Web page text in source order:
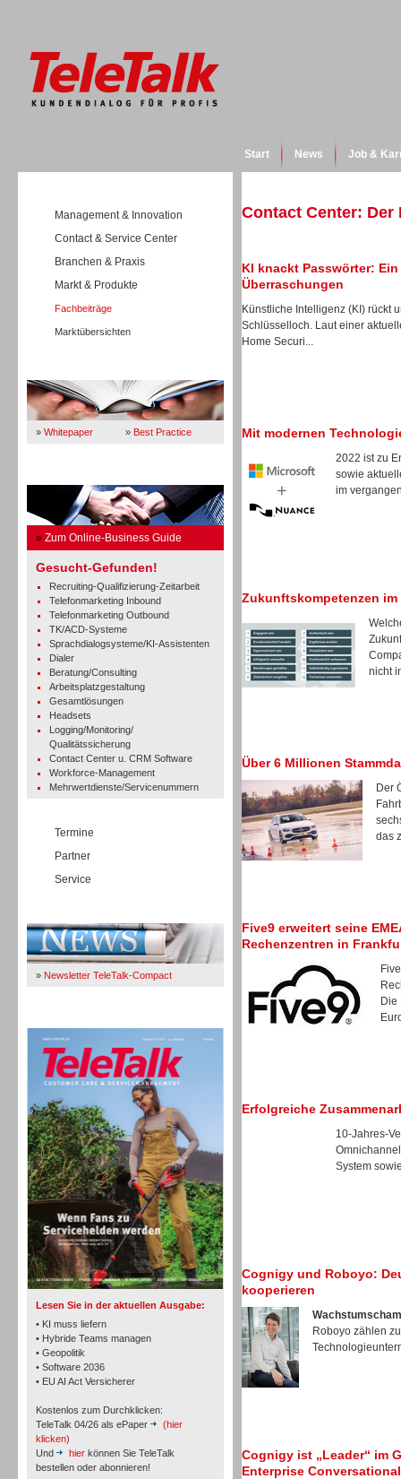
Start News Job &
Management & Innovation
Contact & Service Center
Branchen & Praxis
Markt & Produkte
Fachbeiträge
Marktübersichten
» Whitepaper » Best Practice
» Zum Online-Business Guide
Gesucht-Gefunden!
Recruiting-Qualifizierung-Zeitarbeit
Telefonmarketing Inbound
Telefonmarketing Outbound
TK/ACD-Systeme
Sprachdialogsysteme/KI-Assistenten
Dialer
Beratung/Consulting
Arbeitsplatzgestaltung
Gesamtlösungen
Headsets
Logging/Monitoring/
Qualitätssicherung
Contact Center u. CRM Software
Workforce-Management
Mehrwertdienste/Servicenummern
Termine
Partner
Service
» Newsletter TeleTalk-Compact
Lesen Sie in der aktuellen Ausgabe:
• KI muss liefern
• Hybride Teams managen
• Geopolitik
• Software 2036
• EU AI Act Versicherer
Kostenlos zum Durchklicken:
TeleTalk 04/26 als ePaper
(hier
klicken)
Und
hier können Sie TeleTalk
bestellen oder abonnieren!
TK- und ACD-Systeme
Workforce-Management
Contact Center:
KI knackt Passwörter:
Überraschungen
Künstliche Intelligenz (KI) rückt
Schlüsselloch. Laut einer
Home Securi...
Mit modernen
2022 ist zu
sowie
im
Zukunftskompetenzen im
nicht
Über 6 Millionen
Der
das
Five9 erweitert seine
Rechenzentren in
Die
Erfolgreiche
10-Jahres-
System
Cognigy und Roboyo:
kooperieren
Roboyo zählen
Cognigy ist „Leader“ im
Enterprise